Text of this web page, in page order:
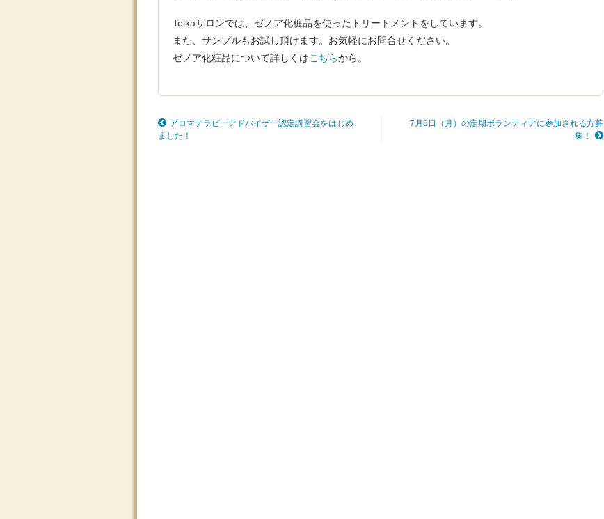
Teikaサロンでは、ゼノア化粧品を使ったトリートメントをしています。
また、サンプルもお試し頂けます。お気軽にお問合せください。
ゼノア化粧品について詳しくはこちらから。
アロマテラピーアドバイザー認定講習会をはじめ
ました！
7月8日（月）の定期ボランティアに参加される方募
集！